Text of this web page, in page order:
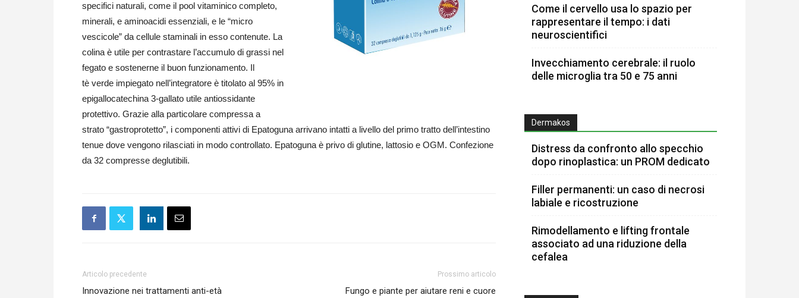
specifici naturali, come il pool vitaminico completo,
minerali, e aminoacidi essenziali, e le “micro
vescicole” da cellule staminali in esso contenute. La
colina è utile per contrastare l’accumulo di grassi nel
fegato e sostenerne il buon funzionamento. Il
tè verde impiegato nell’integratore è titolato al 95% in
epigallocatechina 3-gallato utile antiossidante
protettivo. Grazie alla particolare compressa a
strato “gastroprotetto”, i componenti attivi di Epatoguna arrivano intatti a livello del primo tratto dell’intestino
tenue dove vengono rilasciati in modo controllato. Epatoguna è privo di glutine, lattosio e OGM. Confezione
da 32 compresse deglutibili.
Articolo precedente
Innovazione nei trattamenti anti-età
Prossimo articolo
Fungo e piante per aiutare reni e cuore
Come il cervello usa lo spazio per
rappresentare il tempo: i dati
neuroscientifici
Invecchiamento cerebrale: il ruolo
delle microglia tra 50 e 75 anni
Dermakos
Distress da confronto allo specchio
dopo rinoplastica: un PROM dedicato
Filler permanenti: un caso di necrosi
labiale e ricostruzione
Rimodellamento e lifting frontale
associato ad una riduzione della
cefalea